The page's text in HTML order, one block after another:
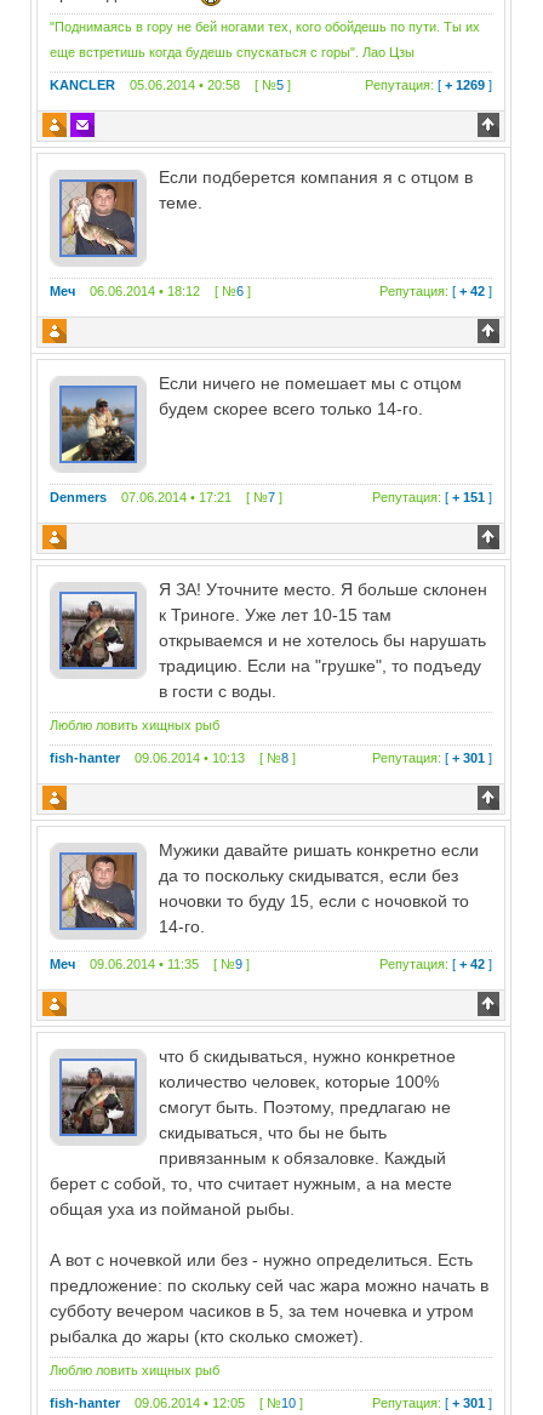
"Поднимаясь в гору не бей ногами тех, кого обойдешь по пути. Ты их
еще встретишь когда будешь спускаться с горы". Лао Цзы
KANCLER 05.06.2014 • 20:58 [ №5 ] Репутация: [+ 1269 ]
Если подберется компания я с отцом в
теме.
Меч 06.06.2014 • 18:12 [ №6 ] Репутация: [+ 42 ]
Если ничего не помешает мы с отцом
будем скорее всего только 14-го.
Denmers 07.06.2014 • 17:21 [ №7 ] Репутация: [+ 151 ]
Я ЗА! Уточните место. Я больше склонен
к Триноге. Уже лет 10-15 там
открываемся и не хотелось бы нарушать
традицию. Если на "грушке", то подъеду
в гости с воды.
Люблю ловить хищных рыб
fish-hanter09.06.2014 • 10:13 [ №8 ] Репутация: [+ 301 ]
Мужики давайте ришать конкретно если
да то поскольку скидыватся, если без
ночовки то буду 15, если с ночовкой то
14-го.
Меч 09.06.2014 • 11:35 [ №9 ] Репутация: [+ 42 ]
что б скидываться, нужно конкретное
количество человек, которые 100%
смогут быть. Поэтому, предлагаю не
скидываться, что бы не быть
привязанным к обязаловке. Каждый
берет с собой, то, что считает нужным, а на месте
общая уха из пойманой рыбы.
А вот с ночевкой или без - нужно определиться. Есть
предложение: по скольку сей час жара можно начать в
субботу вечером часиков в 5, за тем ночевка и утром
рыбалка до жары (кто сколько сможет).
Люблю ловить хищных рыб
fish-hanter09.06.2014 • 12:05 [ №10 ] Репутация: [+ 301 ]